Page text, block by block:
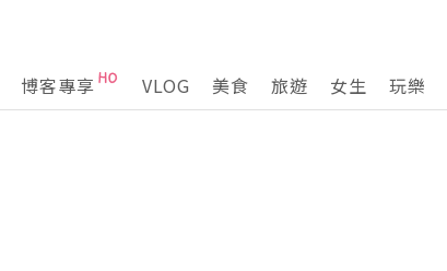
博客專享 VLOG 美食 旅遊 女生 玩樂